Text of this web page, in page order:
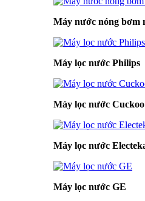
Máy nước nóng bơm
Máy lọc nước Philips
Máy lọc nước Cuckoo
Máy lọc nước
Máy lọc nước GE